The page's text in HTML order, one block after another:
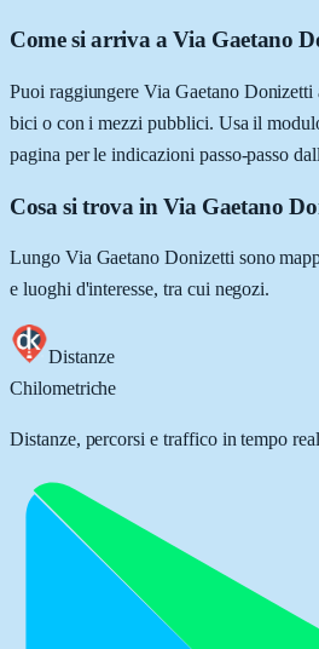
Come si arriva a Via Gaetano
Puoi raggiungere Via Gaetano
bici o con i mezzi pubblici. Usa il
pagina per le indicazioni passo-passo
Cosa si trova in Via Gaetano
Lungo Via Gaetano Donizetti sono
e luoghi d'interesse, tra cui negozi.
Distanze
Chilometriche
Distanze, percorsi e traffico in tempo